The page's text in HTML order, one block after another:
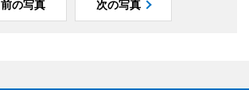
前の写真 次の写真